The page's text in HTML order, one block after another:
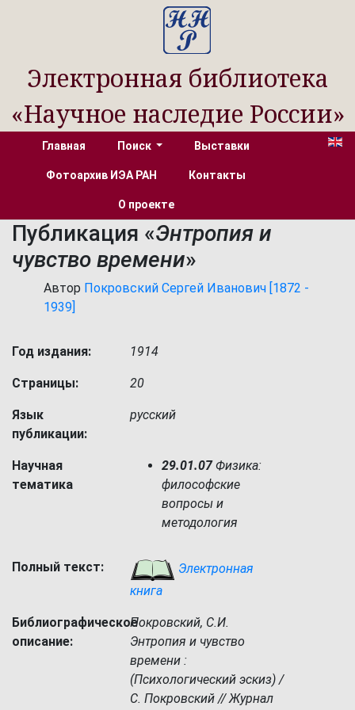
Электронная библиотека
«Научное наследие России»
Главная Поиск Выставки
Фотоархив ИЭА РАН Контакты
О проекте
Публикация «Энтропия и
чувство времени»
Автор Покровский Сергей Иванович [1872 -
1939]
Год издания: 1914
Страницы: 20
Язык
публикации:
русский
Научная
тематика
29.01.07Физика:
философские
вопросы и
методология
Полный текст:
Электронная
книга
Библиографическое
описание:
Покровский, С.И.
Энтропия и чувство
времени :
(Психологический эскиз) /
С. Покровский // Журнал